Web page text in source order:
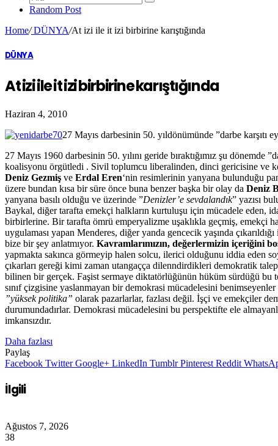
Random Post
Home/DÜNYA/At izi ile it izi birbirine karıştığında
DÜNYA
At izi ile it izi birbirine karıştığında
Haziran 4, 2010
27 Mayıs darbesinin 50. yıldönümünde ”darbe karşıtı
27 Mayıs 1960 darbesinin 50. yılını geride bıraktığımız şu dönemde
koalisyonu örgütledi . Sivil toplumcu liberalinden, dinci gericisine ve
Deniz Gezmiş ve Erdal Eren‘nin resimlerinin yanyana bulunduğu
üzere bundan kısa bir süre önce buna benzer başka bir olay da Deniz
yanyana basılı olduğu ve üzerinde ”Denizler’e sevdalandık” yazısı
Baykal, diğer tarafta emekçi halkların kurtuluşu için mücadele eden,
birbirlerine. Bir tarafta ömrü emperyalizme uşaklıkla geçmiş, emekçi
uygulaması yapan Menderes, diğer yanda gencecik yaşında
bize bir şey anlatmıyor. Kavramlarımızın, değerlermizin içeriğini
yapmakta sakınca görmeyip halen solcu, ilerici olduğunu iddia eden
çıkarları gereği kimi zaman utangaçça dilenndirdikleri demokratik
bilinen bir gerçek. Faşist sermaye diktatörlüğünün hüküm sürdüğü bu
sınıf çizgisine yaslanmayan bir demokrasi mücadelesini
”yüksek politika” olarak pazarlarlar, fazlası değil. İşçi ve emekçiler
durumundadırlar. Demokrasi mücadelesini bu perspektifte ele
imkansızdır.
Daha fazlası
Paylaş
Facebook Twitter Google+ LinkedIn Tumblr Pinterest Reddit
İlgili
Ağustos 7, 2026
38